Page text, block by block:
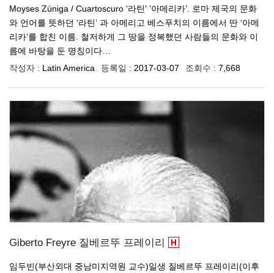
Moyses Zúniga / Cuartoscuro ‘라틴’ ’아메리카’. 로마 제국의 문화
와 언어를 뜻하던 ‘라틴’ 과 아메리고 베스푸치의 이름에서 딴 ‘아메
리카‘를 합친 이름. 철저하게 그 땅을 정복했던 사람들의 문화와 이
름에 바탕을 둔 명칭이다…
작성자 : Latin America 등록일 : 2017-03-07 조회수 : 7,668
Giberto Freyre 질베르뚜 프레이리
임두빈(부산외대 중남미지역원 교수)일생 질베르뚜 프레이리(이후